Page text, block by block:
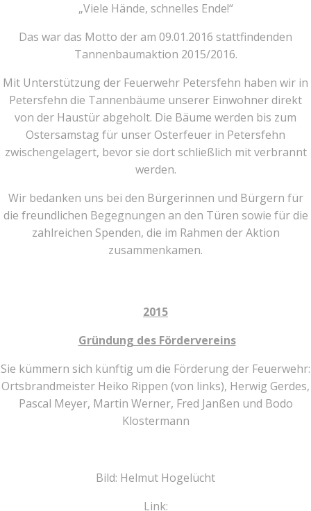
„Viele Hände, schnelles Ende!“
Das war das Motto der am 09.01.2016 stattfindenden
Tannenbaumaktion 2015/2016.
Mit Unterstützung der Feuerwehr Petersfehn haben wir in
Petersfehn die Tannenbäume unserer Einwohner direkt
von der Haustür abgeholt. Die Bäume werden bis zum
Ostersamstag für unser Osterfeuer in Petersfehn
zwischengelagert, bevor sie dort schließlich mit verbrannt
werden.
Wir bedanken uns bei den Bürgerinnen und Bürgern für
die freundlichen Begegnungen an den Türen sowie für die
zahlreichen Spenden, die im Rahmen der Aktion
zusammenkamen.
2015
Gründung des Fördervereins
Sie kümmern sich künftig um die Förderung der Feuerwehr:
Ortsbrandmeister Heiko Rippen (von links), Herwig Gerdes,
Pascal Meyer, Martin Werner, Fred Janßen und Bodo
Klostermann
Bild: Helmut Hogelücht
Link: